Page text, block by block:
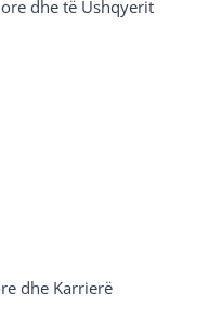
dhe të Ushqyerit
dhe Karrierë